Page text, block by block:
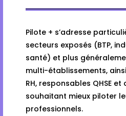
Pilote + s’adresse
secteurs exposés (BTP,
santé) et plus
multi-établissements,
RH, responsables QHSE
souhaitant mieux piloter
professionnels.